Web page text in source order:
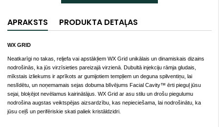
APRAKSTS PRODUKTA DETAĻAS
WX GRID
Neatkarīgi no takas, reljefa vai apstākļiem WX Grid unikālais un dinamiskais dizains
nodrošinās, ka jūs virzīsieties pareizajā virzienā. Dubultā injekciju rāmja gludais,
mīkstais izliekums ir aprīkots ar gumijotiem tempļiem un deguna spilventiņu, lai
neslīdētu, un noņemamais sejas dobuma blīvējums Facial Cavity™ ērti pieguļ jūsu
sejai, bloķējot nevēlamus kairinātājus. WX Grid ar asu stilu un drošu piegulumu
nodrošina augstas veiktspējas aizsardzību, kas nepieciešama, lai nodrošinātu, ka
jūsu ceļš un perifēriskie skati paliek kristāldzidri.